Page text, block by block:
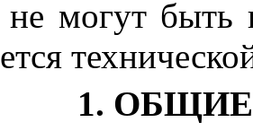
не могут
1.